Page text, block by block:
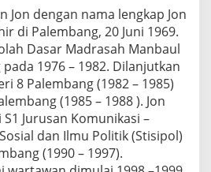
Jon dengan nama lengkap Jon
di Palembang, 20 Juni 1969.
Dasar Madrasah Manbaul
1976 – 1982. Dilanjutkan
8 Palembang (1982 – 1985)
(1985 – 1988 ). Jon
Jurusan Komunikasi –
dan Ilmu Politik (Stisipol)
(1990 – 1997).